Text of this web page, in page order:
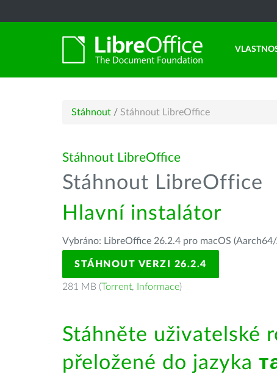
Stáhnout / Stáhnout LibreOffice
Stáhnout LibreOffice
Stáhnout LibreOffice
Hlavní instalátor
Vybráno: LibreOffice 26.2.4 pro macOS
STÁHNOUT VERZI 26.2.4
281 MB (Torrent, Informace)
Stáhněte uživatelské
přeložené do jazyka